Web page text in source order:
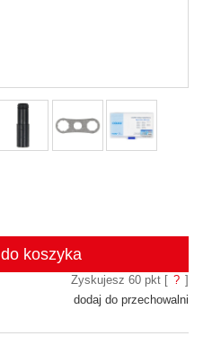
do koszyka
Zyskujesz 60pkt [ ? ]
dodaj do przechowalni